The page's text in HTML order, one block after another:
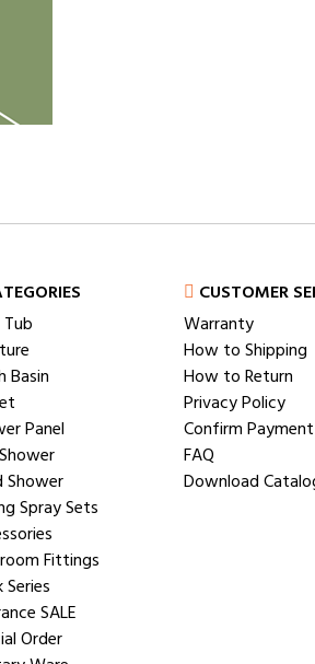
Basin
Panel
Shower
Spray Sets
Fittings
Series
SALE
Order
CUSTOMER
Warranty
How to Shipping
How to Return
Privacy Policy
Confirm Payment
FAQ
Download